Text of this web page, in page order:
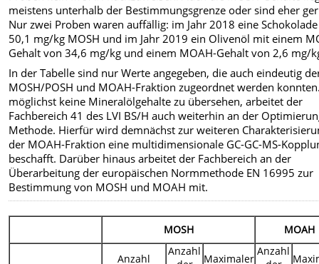
meistens unterhalb der Bestimmungsgrenze oder sind eher
Nur zwei Proben waren auffällig: im Jahr 2018 eine
50,1 mg/kg MOSH und im Jahr 2019 ein Olivenöl mit einem
Gehalt von 34,6 mg/kg und einem MOAH-Gehalt von 2,6 mg/
In der Tabelle sind nur Werte angegeben, die auch eindeutig
MOSH/POSH und MOAH-Fraktion zugeordnet werden
möglichst keine Mineralölgehalte zu übersehen, arbeitet der
Fachbereich 41 des LVI BS/H auch weiterhin an der
Methode. Hierfür wird demnächst zur weiteren
der MOAH-Fraktion eine multidimensionale GC-GC-MS-
beschafft. Darüber hinaus arbeitet der Fachbereich an der
Überarbeitung der europäischen Normmethode EN 16995 zur
Bestimmung von MOSH und MOAH mit.
MOSH MOAH
Anzahl
Anzahl
Maximaler
Anzahl